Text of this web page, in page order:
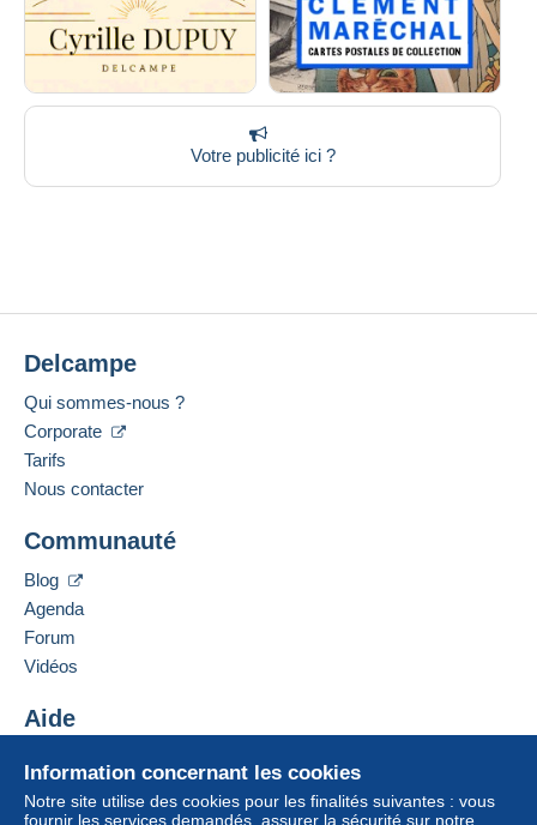
Votre publicité ici ?
Information concernant les cookies
Notre site utilise des cookies pour les finalités suivantes : vous
fournir les services demandés, assurer la sécurité sur notre
Delcampe
Qui sommes-nous ?
Corporate
Tarifs
Nous contacter
Communauté
Blog
Agenda
Forum
Vidéos
Aide
Acheter sur Delcampe
Vendre sur Delcampe